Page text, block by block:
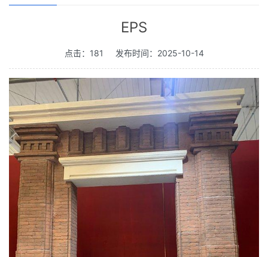
EPS
点击：181 发布时间：2025-10-14